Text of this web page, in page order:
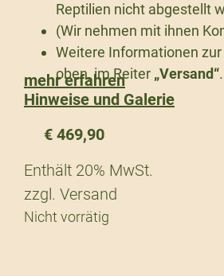
Reptilien nicht abgestellt
(Wir nehmen mit ihnen
Weitere Informationen
oben, im Reiter „Versand“.
mehr erfahren
Hinweise und Galerie
€ 469,90
Enthält 20% MwSt.
zzgl. Versand
Nicht vorrätig